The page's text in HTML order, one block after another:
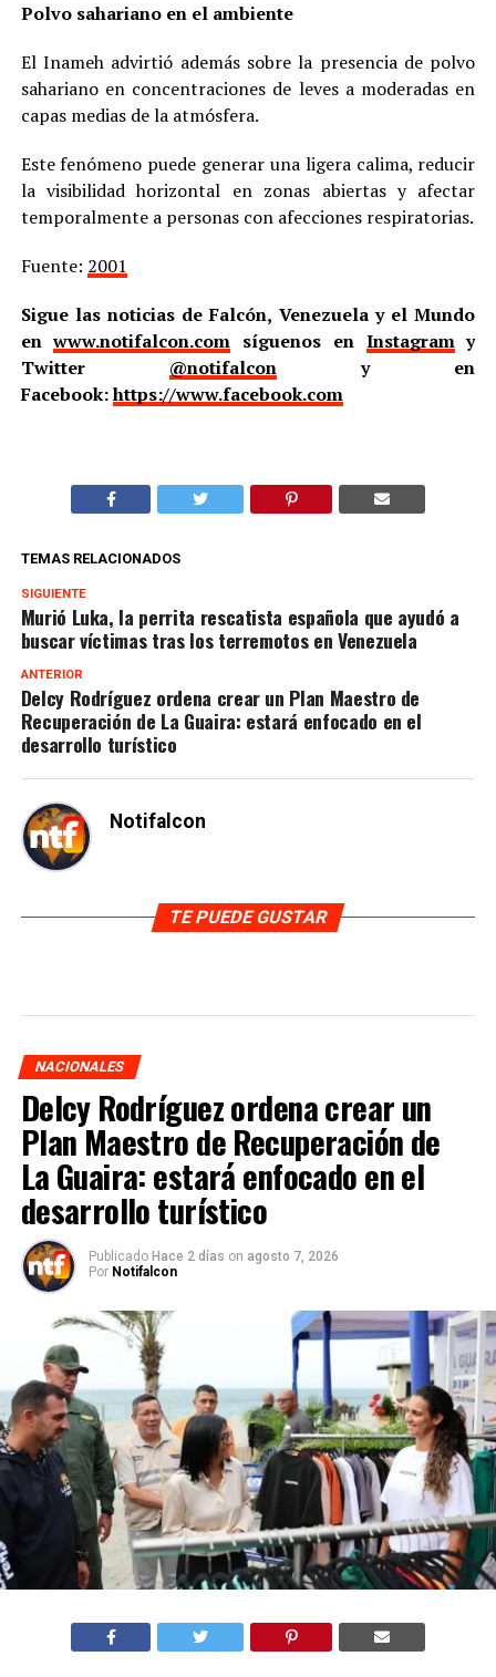
Polvo sahariano en el ambiente
El Inameh advirtió además sobre la presencia de polvo
sahariano en concentraciones de leves a moderadas en
capas medias de la atmósfera.
Este fenómeno puede generar una ligera calima, reducir
la visibilidad horizontal en zonas abiertas y afectar
temporalmente a personas con afecciones respiratorias.
Fuente: 2001
Sigue las noticias de Falcón, Venezuela y el Mundo
enwww.notifalcon.com síguenos en Instagramy
Twitter @notifalcony en
Facebook:https://www.facebook.com
TEMAS RELACIONADOS
SIGUIENTE
Murió Luka, la perrita rescatista española que ayudó a
buscar víctimas tras los terremotos en Venezuela
ANTERIOR
Delcy Rodríguez ordena crear un Plan Maestro de
Recuperación de La Guaira: estará enfocado en el
desarrollo turístico
Notifalcon
TE PUEDE GUSTAR
NACIONALES
Delcy Rodríguez ordena crear un
Plan Maestro de Recuperación de
La Guaira: estará enfocado en el
desarrollo turístico
Publicado Hace 2 días on agosto 7, 2026
Por Notifalcon